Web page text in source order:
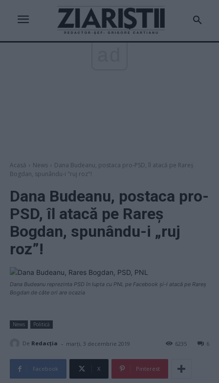
Acasă News
Dana Budeanu, postaca pro-PSD, îl atacă pe Rareș
Bogdan, spunându-i "ruj roz"!
Dana Budeanu, postaca pro-
PSD, îl atacă pe Rareș
Bogdan, spunându-i „ruj
roz”!
Dana Budeanu reprezinta PSD în lupta cu PNL pe Facebook și-l atacă pe Rareș
Bogdan de câte ori are ocazia
News Politică
De Redacţia - marți, 3 decembrie 2019 6
6235
Facebook X Pinterest